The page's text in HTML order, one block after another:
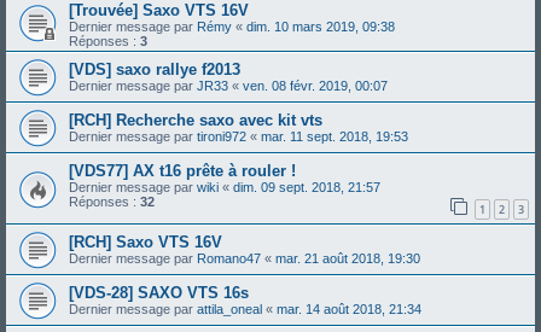
[Trouvée] Saxo VTS 16V
Dernier message par Rémy « dim. 10 mars 2019, 09:38
Réponses : 3
[VDS] saxo rallye f2013
Dernier message par JR33 « ven. 08 févr. 2019, 00:07
[RCH] Recherche saxo avec kit vts
Dernier message par tironi972 « mar. 11 sept. 2018, 19:53
[VDS77] AX t16 prête à rouler !
Dernier message par wiki « dim. 09 sept. 2018, 21:57
Réponses : 32 1 2 3
[RCH] Saxo VTS 16V
Dernier message par Romano47 « mar. 21 août 2018, 19:30
[VDS-28] SAXO VTS 16s
Dernier message par attila_oneal « mar. 14 août 2018, 21:34